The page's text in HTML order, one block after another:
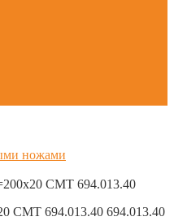
ножами
CMT 694.013.40
CMT 694.013.40 694.013.40